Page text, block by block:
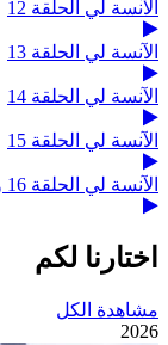
الآنسة لي الحلقة 12
الآنسة لي الحلقة 13
الآنسة لي الحلقة 14
الآنسة لي الحلقة 15
الآنسة لي الحلقة 16 والأخيرة
اختارنا لكم
مشاهدة الكل
2026